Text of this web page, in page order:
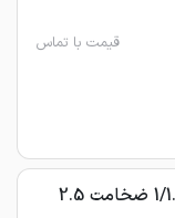
قیمت با تماس